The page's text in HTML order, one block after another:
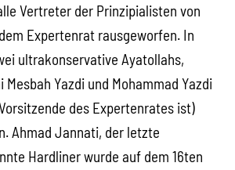
Vertreter der Prinzipialisten von
Expertenrat rausgeworfen. In
ultrakonservative Ayatollahs,
Mesbah Yazdi und Mohammad Yazdi
des Expertenrates ist)
Ahmad Jannati, der letzte
Hardliner wurde auf dem 16ten